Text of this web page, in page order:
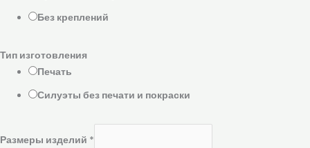
Без креплений
Тип изготовления
Печать
Силуэты без печати и покраски
Размеры изделий *